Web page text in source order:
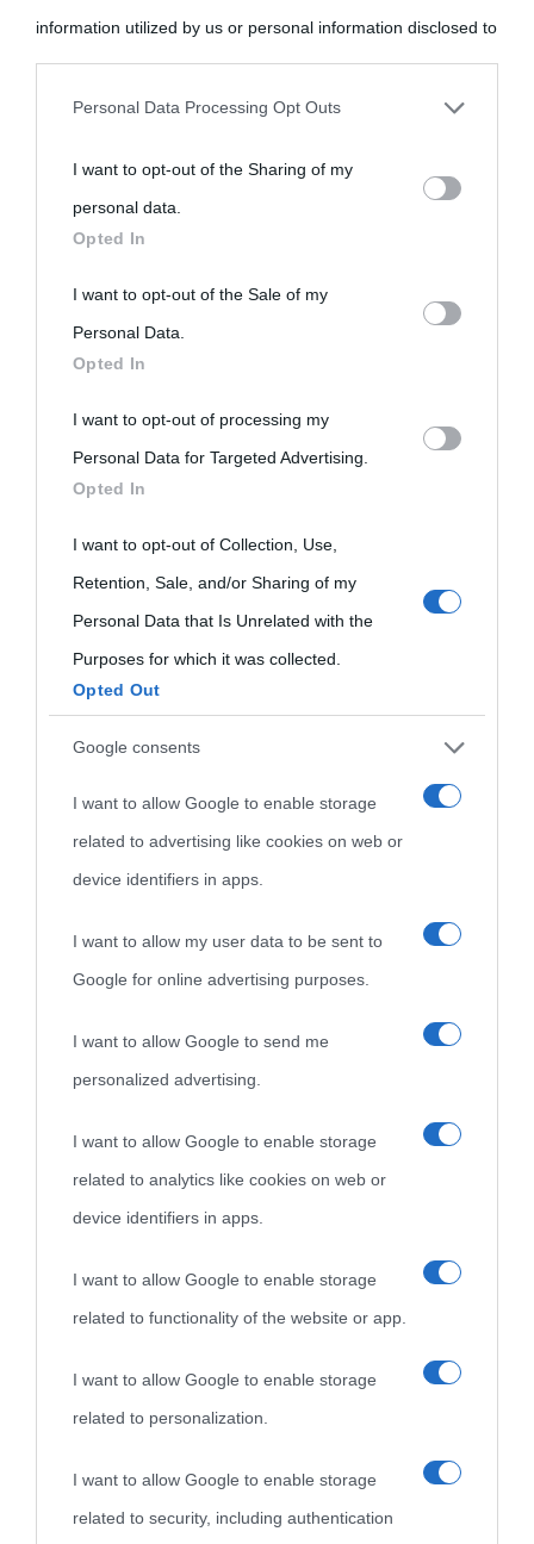
information utilized by us or personal information disclosed to
third parties prior to your opt-out.
personal information by third parties on the IAB’s list of
downstream participants.
This information may also be disclosed by us to third parties
on the IAB’s List of Downstream Participants that may further
disclose it to other third parties.
Please note that this website/app uses one or more Google
services and may gather and store information including but
not limited to your visit or usage behaviour. You may click to
grant or deny consent to Google and its third-party tags to
use your data for below specified purposes in below Google
consent section.
Personal Data Processing Opt Outs
I want to opt-out of the Sharing of my
personal data.
Opted In
I want to opt-out of the Sale of my
Personal Data.
Opted In
I want to opt-out of processing my
Personal Data for Targeted Advertising.
Opted In
I want to opt-out of Collection, Use,
Retention, Sale, and/or Sharing of my
Personal Data that Is Unrelated with the
Purposes for which it was collected.
Opted Out
Google consents
I want to allow Google to enable storage
related to advertising like cookies on web or
device identifiers in apps.
I want to allow my user data to be sent to
Google for online advertising purposes.
I want to allow Google to send me
personalized advertising.
I want to allow Google to enable storage
related to analytics like cookies on web or
device identifiers in apps.
I want to allow Google to enable storage
related to functionality of the website or app.
I want to allow Google to enable storage
related to personalization.
I want to allow Google to enable storage
related to security, including authentication
Cultura
Cultura è un blog del sito Biografieonline © 2012-2025 •
come Affiliato Amazon il sito ricava commissioni sugli acquisti
nell'avversa.» (Aristotele -Frasi sulla cultura)
Biografie di
Biografie più
visitate
Indice dei nomi
Ricorrenze
Onomastico
Film biografici
Mappa del sito
Privacy policy
Pubblicità